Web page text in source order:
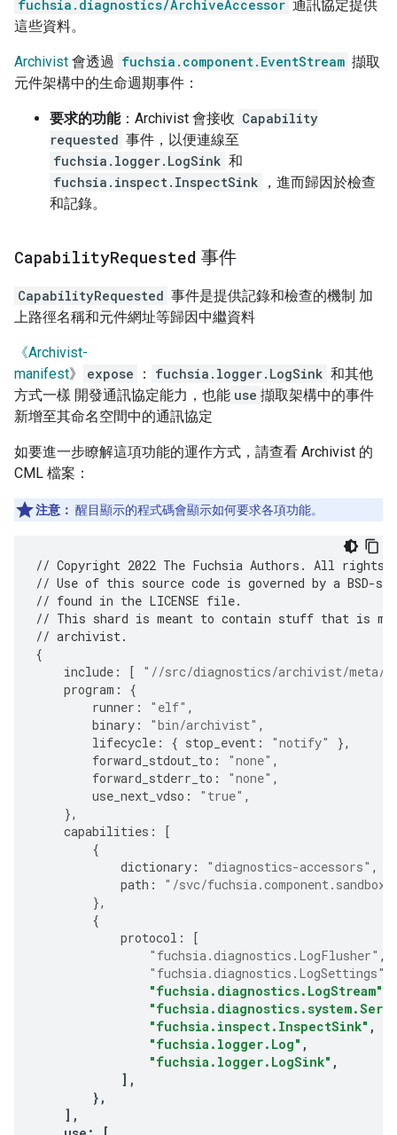
fuchsia.diagnostics/ArchiveAccessor 通訊協定提供
這些資料。
Archivist 會透過 fuchsia.component.EventStream 擷取
元件架構中的生命週期事件：
要求的功能：Archivist 會接收 Capability
requested 事件，以便連線至
fuchsia.logger.LogSink 和
fuchsia.inspect.InspectSink
，進而歸因於檢查
和記錄。
CapabilityRequested 事件
CapabilityRequested 事件是提供記錄和檢查的機制 加
上路徑名稱和元件網址等歸因中繼資料
《Archivist-
manifest》 expose ： fuchsia.logger.LogSink 和其他
方式一樣 開發通訊協定能力，也能 use 擷取架構中的事件
新增至其命名空間中的通訊協定
如要進一步瞭解這項功能的運作方式，請查看 Archivist 的
CML 檔案：
注意： 醒目顯示的程式碼會顯示如何要求各項功能。
// Copyright 2022 The Fuchsia Authors. All rights
// Use of this source code is governed by a BSD-
// found in the LICENSE file.
// This shard is meant to contain stuff that is
// archivist.
{
include : [
"//src/diagnostics/archivist/meta/
program :
{
runner : "elf" ,
binary : "bin/archivist" ,
lifecycle : { stop_event : "notify"
},
forward_stdout_to : "none" ,
forward_stderr_to : "none" ,
use_next_vdso : "true" ,
},
capabilities :
[
{
dictionary : "diagnostics-accessors" ,
path :
"/svc/
},
{
protocol :
[
"fuchsia.diagnostics.LogFlusher" ,
"fuchsia.diagnostics.LogSettings"
"fuchsia.diagnostics.LogStream"
"fuchsia.inspect.InspectSink" ,
"fuchsia.logger.Log" ,
"fuchsia.logger.LogSink" ,
],
},
],